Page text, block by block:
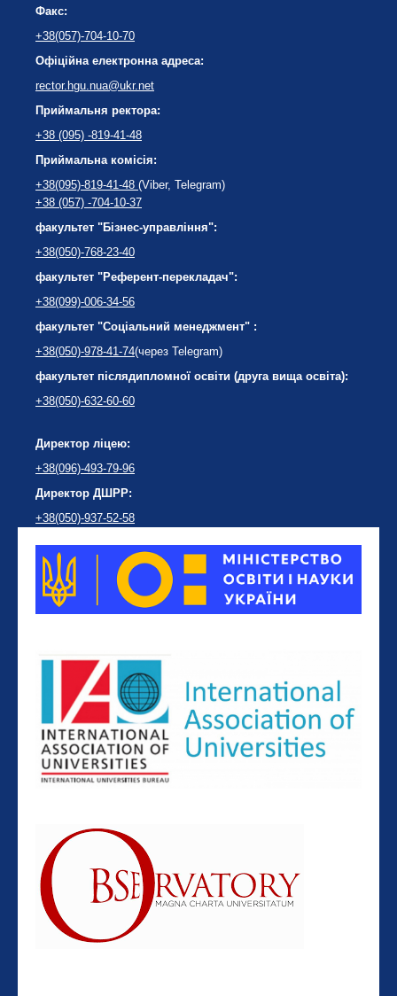
Факс:
+38(057)-704-10-70
Офіційна електронна адреса:
rector.hgu.nua@ukr.net
Приймальня ректора:
+38 (095) -819-41-48
Приймальна комісія:
+38(095)-819-41-48 (Viber, Telegram)
+38 (057) -704-10-37
факультет "Бізнес-управління":
+38(050)-768-23-40
факультет "Референт-перекладач":
+38(099)-006-34-56
факультет "Соціальний менеджмент" :
+38(050)-978-41-74(через Telegram)
факультет післядипломної освіти (друга вища освіта):
+38(050)-632-60-60
Директор ліцею:
+38(096)-493-79-96
Директор ДШРР:
+38(050)-937-52-58